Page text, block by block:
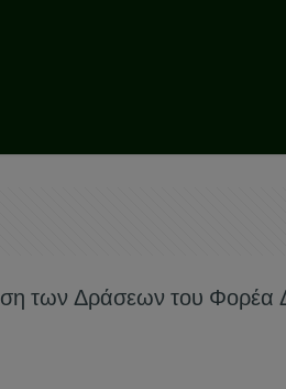
Δράσεων του Φορέα